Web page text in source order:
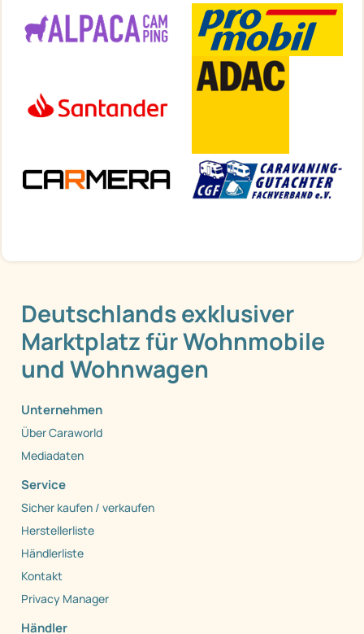
Deutschlands exklusiver
Marktplatz für Wohnmobile
und Wohnwagen
Unternehmen
Über Caraworld
Mediadaten
Service
Sicher kaufen / verkaufen
Herstellerliste
Händlerliste
Kontakt
Privacy Manager
Händler